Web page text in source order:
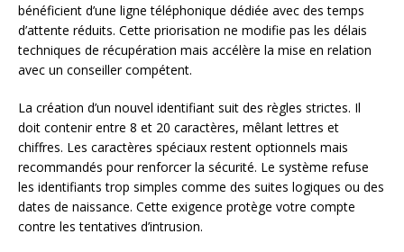
bénéficient d’une ligne téléphonique dédiée avec des temps
d’attente réduits. Cette priorisation ne modifie pas les délais
techniques de récupération mais accélère la mise en relation
avec un conseiller compétent.
La création d’un nouvel identifiant suit des règles strictes. Il
doit contenir entre 8 et 20 caractères, mêlant lettres et
chiffres. Les caractères spéciaux restent optionnels mais
recommandés pour renforcer la sécurité. Le système refuse
les identifiants trop simples comme des suites logiques ou des
dates de naissance. Cette exigence protège votre compte
contre les tentatives d’intrusion.